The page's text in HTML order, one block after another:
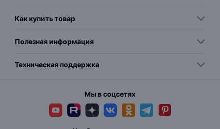
Как купить товар
Полезная информация
Техническая поддержка
Мы в соцсетях